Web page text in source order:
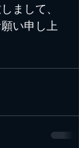
まして、
い申し上